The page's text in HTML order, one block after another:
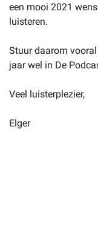
een mooi 2021
luisteren.
Stuur daarom
jaar wel in De
Veel luisterplezier,
Elger